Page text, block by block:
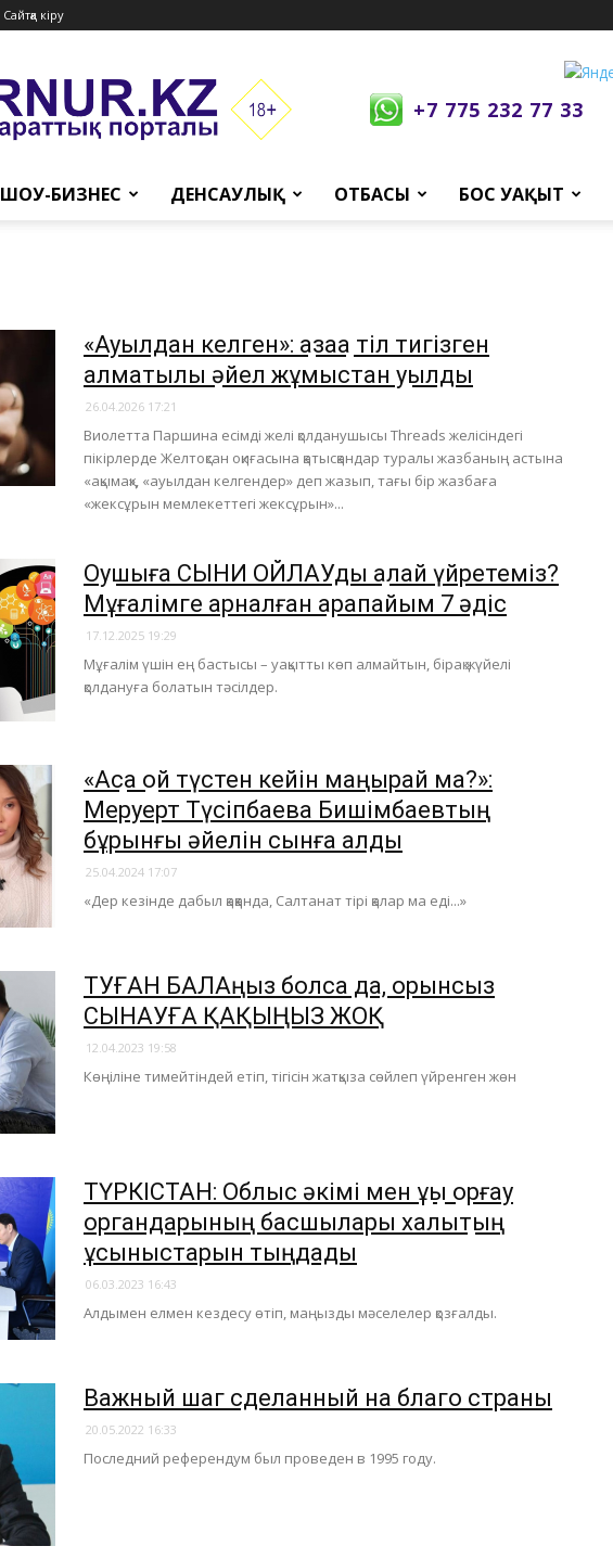
Сайтқа кіру
+7 775 232 77 33
ШОУ-БИЗНЕС ДЕНСАУЛЫҚ ОТБАСЫ БОС УАҚЫТ
«Ауылдан келген»: қазаққа тіл тигізген
алматылық әйел жұмыстан қуылды
26.04.2026 17:21
Виолетта Паршина есімді желі қолданушысы Threads желісіндегі
пікірлерде Желтоқсан оқиғасына қатысқандар туралы жазбаның астына
«ақымақ», «ауылдан келгендер» деп жазып, тағы бір жазбаға
«жексұрын мемлекеттегі жексұрын»...
Оқушыға СЫНИ ОЙЛАУды қалай үйретеміз?
Мұғалімге арналған қарапайым 7 әдіс
17.12.2025 19:29
Мұғалім үшін ең бастысы – уақытты көп алмайтын, бірақ жүйелі
қолдануға болатын тәсілдер.
​«Ақсақ қой түстен кейін маңырай ма?»:
Меруерт Түсіпбаева Бишімбаевтың
бұрынғы әйелін сынға алды
25.04.2024 17:07
«Дер кезінде дабыл қаққанда, Салтанат тірі қалар ма еді...»
​ТУҒАН БАЛАңыз болса да, орынсыз
СЫНАУҒА ҚАҚЫҢЫЗ ЖОҚ
12.04.2023 19:58
Көңіліне тимейтіндей етіп, тігісін жатқыза сөйлеп үйренген жөн
ТҮРКІСТАН: Облыс әкімі мен құқық қорғау
органдарының басшылары халықтың
ұсыныстарын тыңдады
06.03.2023 16:43
Алдымен елмен кездесу өтіп, маңызды мәселелер қозғалды.
Важный шаг cделанный на благо страны
20.05.2022 16:33
Последний референдум был проведен в 1995 году.